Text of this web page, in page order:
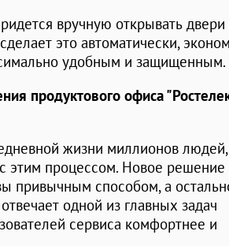
вручную открывать двери
это автоматически,
удобным и защищенным.
продуктового офиса
жизни миллионов
этим процессом. Новое решение
привычным способом, а
одной из главных задач
сервиса комфортнее и